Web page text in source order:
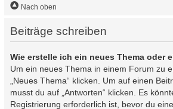
Nach oben
Beiträge schreiben
Wie erstelle ich ein neues Thema oder
Um ein neues Thema in einem Forum zu
„Neues Thema“ klicken. Um auf einen
musst du auf „Antworten“ klicken. Es
Registrierung erforderlich ist, bevor du